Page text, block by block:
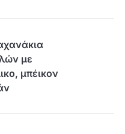
με
μπέικον